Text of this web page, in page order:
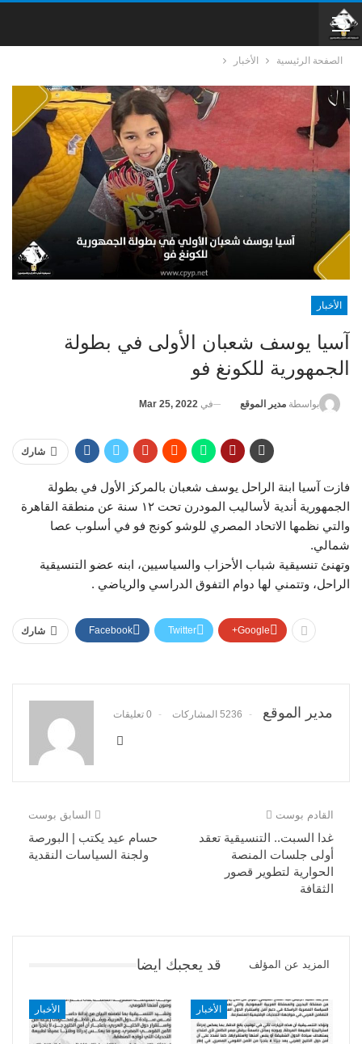
الصفحة الرئيسية الأخبار
الأخبار
آسيا يوسف شعبان الأولى في بطولة
الجمهورية للكونغ فو
بواسطة مدير الموقع في Mar 25, 2022
شارك
فازت آسيا ابنة الراحل يوسف شعبان بالمركز الأول في بطولة
الجمهورية أندية لأساليب المودرن تحت ١٢ سنة عن منطقة القاهرة
والتي نظمها الاتحاد المصري للوشو كونج فو في أسلوب عصا
شمالي.
وتهنئ تنسيقية شباب الأحزاب والسياسيين، ابنه عضو التنسيقية
الراحل، وتتمني لها دوام التفوق الدراسي والرياضي .
شارك Facebook Twitter Google+
مدير الموقع 5236 المشاركات 0 تعليقات
السابق بوست
حسام عيد يكتب | البورصة
ولجنة السياسات النقدية
القادم بوست
غدا السبت.. التنسيقية تعقد
أولى جلسات المنصة
الحوارية لتطوير قصور
الثقافة
قد يعجبك ايضا المزيد عن المؤلف
الأخبار الأخبار